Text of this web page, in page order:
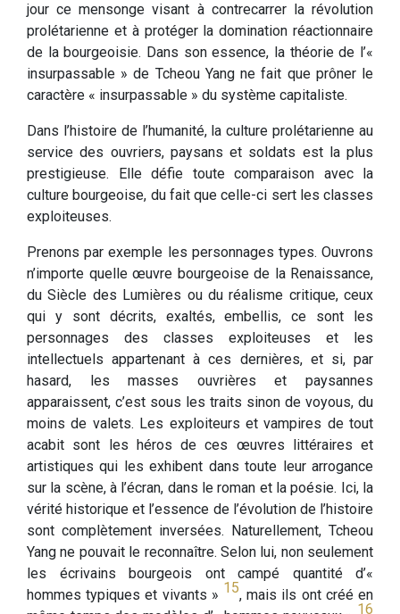
jour ce mensonge visant à contrecarrer la révolution
prolétarienne et à protéger la domination réactionnaire
de la bourgeoisie. Dans son essence, la théorie de l’«
insurpassable » de Tcheou Yang ne fait que prôner le
caractère « insurpassable » du système capitaliste.
Dans l’histoire de l’humanité, la culture prolétarienne au
service des ouvriers, paysans et soldats est la plus
prestigieuse. Elle défie toute comparaison avec la
culture bourgeoise, du fait que celle-ci sert les classes
exploiteuses.
Prenons par exemple les personnages types. Ouvrons
n’importe quelle œuvre bourgeoise de la Renaissance,
du Siècle des Lumières ou du réalisme critique, ceux
qui y sont décrits, exaltés, embellis, ce sont les
personnages des classes exploiteuses et les
intellectuels appartenant à ces dernières, et si, par
hasard, les masses ouvrières et paysannes
apparaissent, c’est sous les traits sinon de voyous, du
moins de valets. Les exploiteurs et vampires de tout
acabit sont les héros de ces œuvres littéraires et
artistiques qui les exhibent dans toute leur arrogance
sur la scène, à l’écran, dans le roman et la poésie. Ici, la
vérité historique et l’essence de l’évolution de l’histoire
sont complètement inversées. Naturellement, Tcheou
Yang ne pouvait le reconnaître. Selon lui, non seulement
les écrivains bourgeois ont campé quantité d’«
hommes typiques et vivants » 15, mais ils ont créé en
16